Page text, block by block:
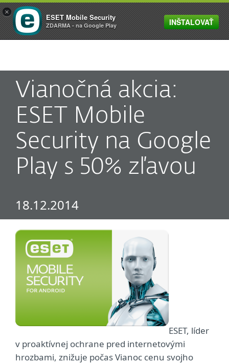
MENU
Vianočná akcia:
ESET Mobile
Security na Google
Play s 50% zľavou
18.12.2014
ESET, líder
v proaktívnej ochrane pred internetovými
hrozbami, znižuje počas Vianoc cenu svojho
×
ESET Mobile Security
ZDARMA - na Google Play INŠTALOVAŤ